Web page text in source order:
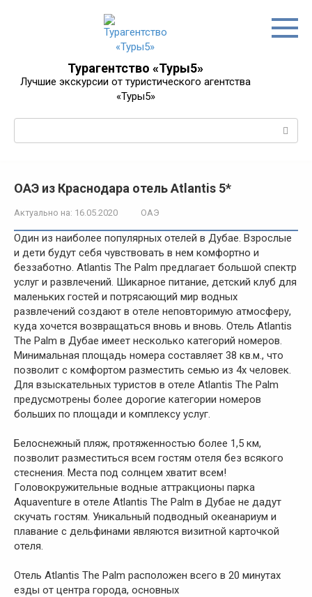
Турагентство «Туры5»
Лучшие экскурсии от туристического агентства
«Туры5»
ОАЭ из Краснодара отель Atlantis 5*
Актуально на: 16.05.2020 ОАЭ
Один из наиболее популярных отелей в Дубае. Взрослые
и дети будут себя чувствовать в нем комфортно и
беззаботно. Atlantis The Palm предлагает большой спектр
услуг и развлечений. Шикарное питание, детский клуб для
маленьких гостей и потрясающий мир водных
развлечений создают в отеле неповторимую атмосферу,
куда хочется возвращаться вновь и вновь. Отель Atlantis
The Palm в Дубае имеет несколько категорий номеров.
Минимальная площадь номера составляет 38 кв.м., что
позволит с комфортом разместить семью из 4х человек.
Для взыскательных туристов в отеле Atlantis The Palm
предусмотрены более дорогие категории номеров
больших по площади и комплексу услуг.
Белоснежный пляж, протяженностью более 1,5 км,
позволит разместиться всем гостям отеля без всякого
стеснения. Места под солнцем хватит всем!
Головокружительные водные аттракционы парка
Aquaventure в отеле Atlantis The Palm в Дубае не дадут
скучать гостям. Уникальный подводный океанариум и
плавание с дельфинами являются визитной карточкой
отеля.
Отель Atlantis The Palm расположен всего в 20 минутах
езды от центра города, основных